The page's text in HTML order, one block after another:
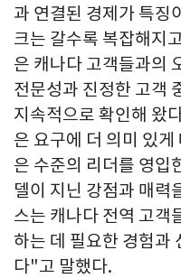
과 연결된 경제가 특징
크는 갈수록 복잡해지
은 캐나다 고객들과의
전문성과 진정한 고객
지속적으로 확인해 왔
은 요구에 더 의미 있
은 수준의 리더를 영입
델이 지닌 강점과 매력
스는 캐나다 전역 고객
하는 데 필요한 경험과
다"고 말했다.